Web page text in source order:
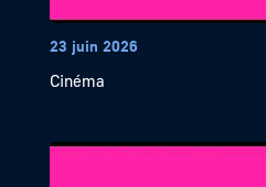
23 juin 2026
Cinéma